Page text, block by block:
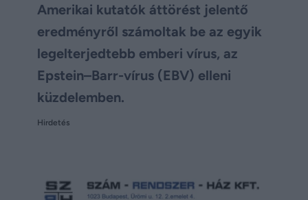
Amerikai kutatók áttörést jelentő
eredményről számoltak be az egyik
legelterjedtebb emberi vírus, az
Epstein–Barr-vírus (EBV) elleni
küzdelemben.
Hirdetés